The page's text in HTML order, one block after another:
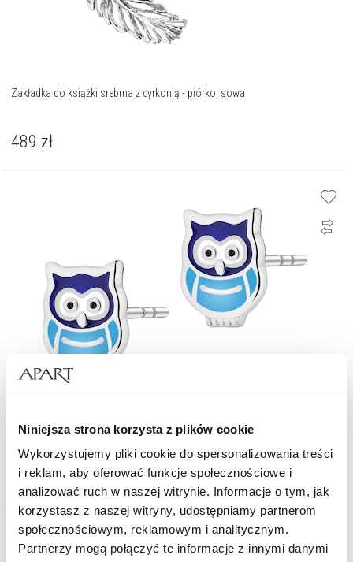
Niniejsza strona korzysta z plików cookie
Wykorzystujemy pliki cookie do spersonalizowania treści
i reklam, aby oferować funkcje społecznościowe i
analizować ruch w naszej witrynie. Informacje o tym, jak
korzystasz z naszej witryny, udostępniamy partnerom
społecznościowym, reklamowym i analitycznym.
Partnerzy mogą połączyć te informacje z innymi danymi
Zakładka do książki srebrna z cyrkonią - piórko, sowa
489 zł
Kolczyki srebrne z emalią - sowy
114 zł